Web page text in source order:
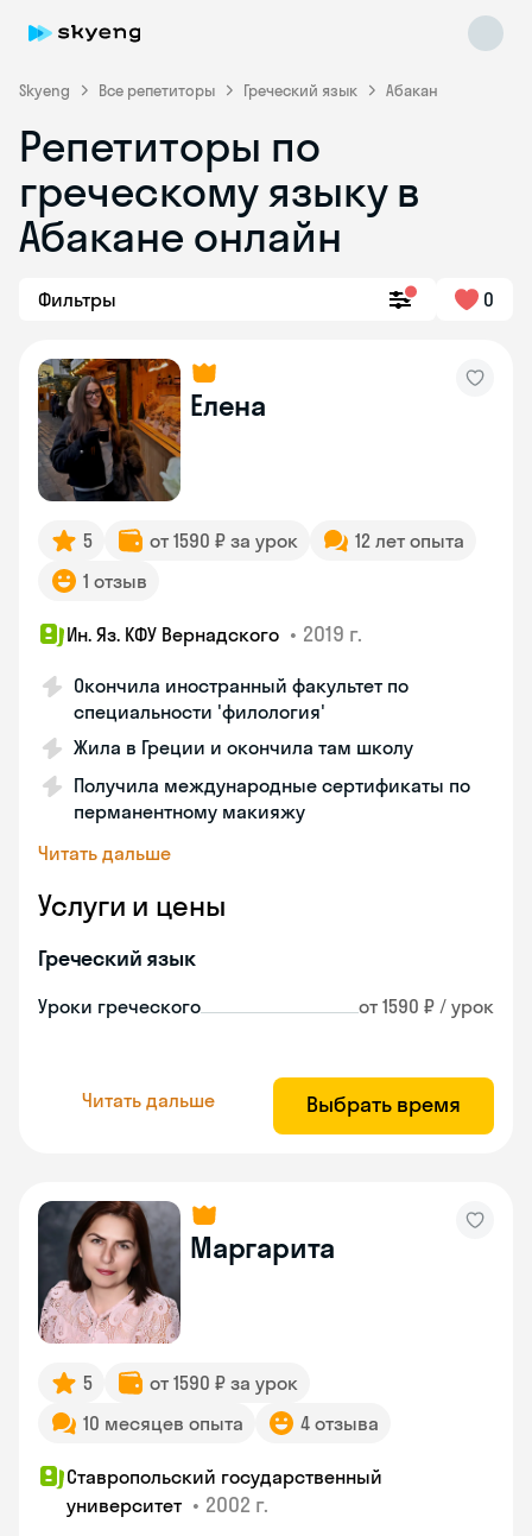
Skyeng Все репетиторы Греческий язык Абакан
Репетиторы по
греческому языку в
Абакане онлайн
Фильтры 0
Елена
5 от 1590 ₽ за урок
12 лет опыта
1 отзыв
Ин. Яз. КФУ Вернадского • 2019 г.
Окончила иностранный факультет по
специальности 'филология'
Жила в Греции и окончила там школу
Получила международные сертификаты по
перманентному макияжу
Читать дальше
Услуги и цены
Греческий язык
Уроки греческого от 1590 ₽ / урок
Читать дальше Выбрать время
Маргарита
5
от 1590 ₽ за урок
10 месяцев опыта
4 отзыва
Ставропольский государственный
университет • 2002 г.
Skyeng Chat
online